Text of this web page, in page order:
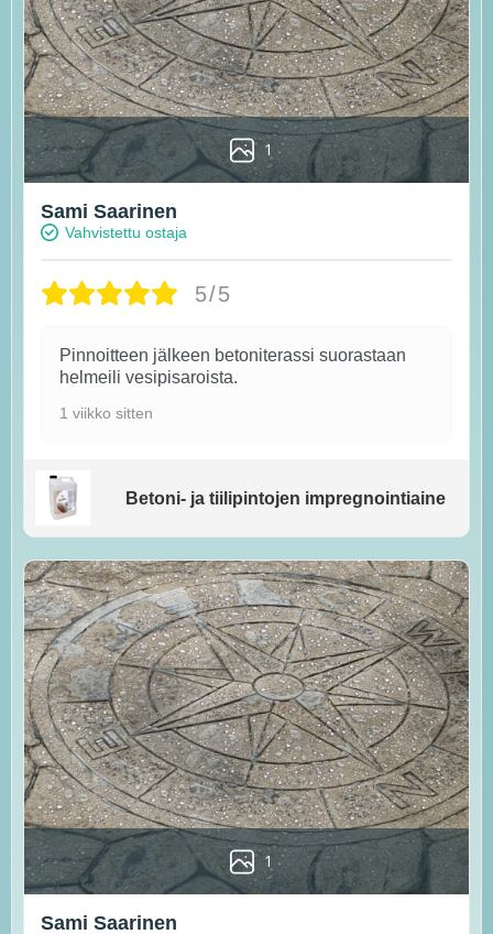
1
Sami Saarinen
Vahvistettu ostaja
5/5
Pinnoitteen jälkeen betoniterassi suorastaan
helmeili vesipisaroista.
1 viikko sitten
Betoni- ja tiilipintojen impregnointiaine
1
Sami Saarinen